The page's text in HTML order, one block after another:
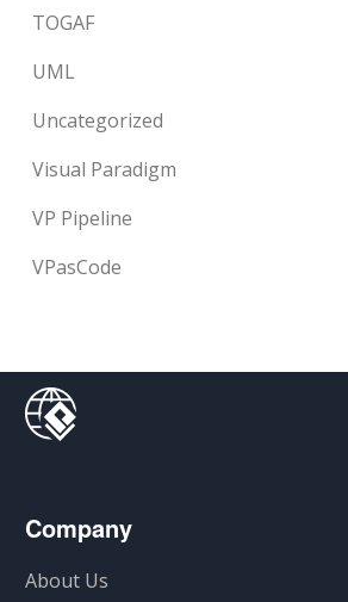
TOGAF
UML
Uncategorized
Visual Paradigm
VP Pipeline
VPasCode
Company
About Us